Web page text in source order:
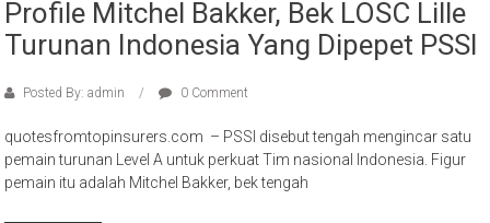
Profile Mitchel Bakker, Bek LOSC Lille
Turunan Indonesia Yang Dipepet PSSI
Posted By: admin 0 Comment
quotesfromtopinsurers.com – PSSI disebut tengah mengincar satu
pemain turunan Level A untuk perkuat Tim nasional Indonesia. Figur
pemain itu adalah Mitchel Bakker, bek tengah